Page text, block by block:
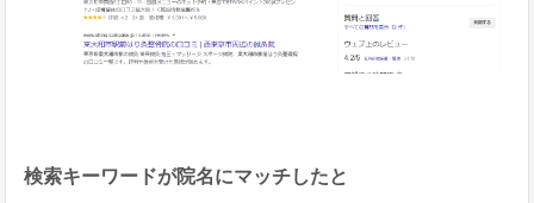
検索キーワードが院名にマッチしたと